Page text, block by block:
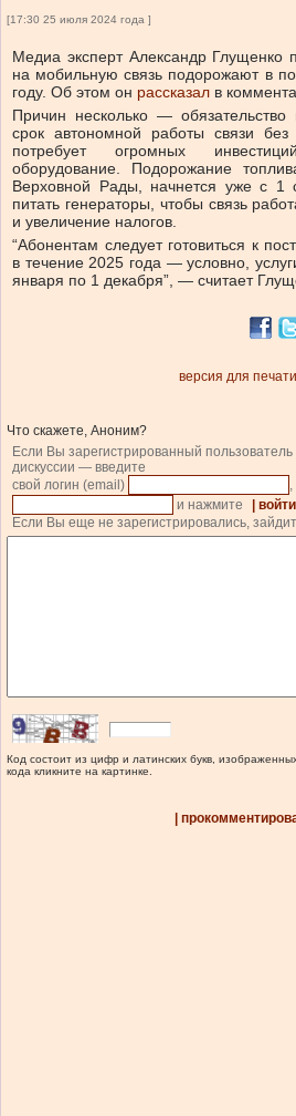
[17:30 25 июля 2024 года ]
Медиа эксперт Александр Глущенко
на мобильную связь подорожают в
году. Об этом он рассказал в
Причин несколько — обязательство
срок автономной работы связи
потребует огромных
оборудование. Подорожание
Верховной Рады, начнется уже с 1
питать генераторы, чтобы связь
и увеличение налогов.
“Абонентам следует готовиться к
в течение 2025 года — условно,
января по 1 декабря”, — считает
версия для
Что скажете, Аноним?
Если Вы зарегистрированный пользователь
дискуссии — введите
свой логин (email)
и нажмите
| войти |
Если Вы еще не зарегистрировались,
Код состоит из цифр и латинских букв,
кода кликните на картинке.
|